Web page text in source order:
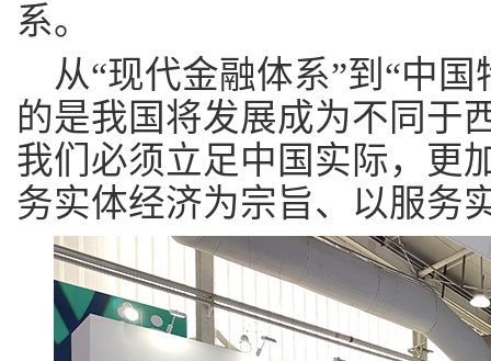
系。
从“现代金融体系”到“中
的是我国将发展成为不同于
我们必须立足中国实际，更
务实体经济为宗旨、以服务